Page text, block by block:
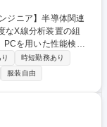
PCを用いた性能検
）まで、一連の製造
判定を行います。出
社後約1.5ヶ月間は大
育）を行い、その後
様の製造対応や、製
時短勤務あり
服装自由